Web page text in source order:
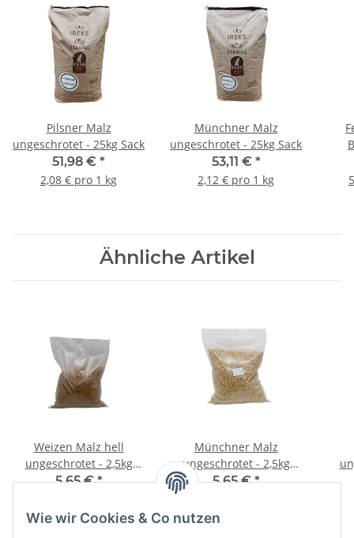
Wie wir Cookies & Co nutzen
Pilsner Malz
ungeschrotet - 25kg Sack
51,98 € *
2,08 € pro 1 kg
Münchner Malz
ungeschrotet - 25kg Sack
53,11 € *
2,12 € pro 1 kg
Ähnliche Artikel
Weizen Malz hell
ungeschrotet - 2,5kg
Beutel
5,65 €*
Münchner Malz
ungeschrotet - 2,5kg
Beutel
5,65 €*